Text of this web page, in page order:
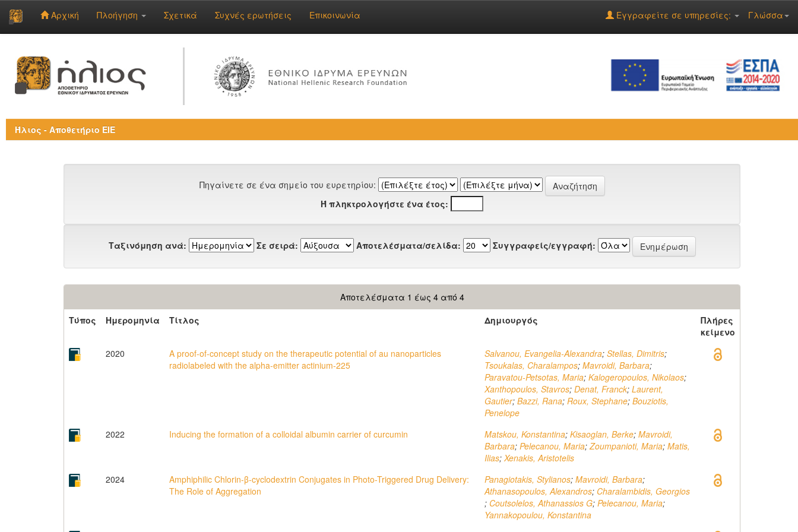
navigation
Αρχική Πλοήγηση Σχετικά Συχνές ερωτήσεις Επικοινωνία Γλώσσα
Εγγραφείτε σε υπηρεσίες:
Ήλιος - Αποθετήριο ΕΙΕ
Πηγαίνετε σε ένα σημείο του ευρετηρίου:
Ή πληκτρολογήστε ένα έτος:
Ταξινόμηση ανά: Σε σειρά: Αποτελέσματα/σελίδα: Συγγραφείς/εγγραφή:
Αποτελέσματα 1 έως 4 από 4
Τύπος
Ημερομηνία Τίτλος Δημιουργός
Πλήρες
κείμενο
2020
A proof-of-concept study on the therapeutic potential of au nanoparticles
radiolabeled with the alpha-emitter actinium-225
Salvanou, Evangelia-Alexandra; Stellas, Dimitris;
Tsoukalas, Charalampos; Mavroidi, Barbara;
Paravatou-Petsotas, Maria; Kalogeropoulos, Nikolaos;
Xanthopoulos, Stavros; Denat, Franck; Laurent,
Gautier; Bazzi, Rana; Roux, Stephane; Bouziotis,
Penelope
2022
Inducing the formation of a colloidal albumin carrier of curcumin Matskou, Konstantina; Kisaoglan, Berke; Mavroidi,
Barbara; Pelecanou, Maria;Zoumpanioti, Maria; Matis,
Ilias; Xenakis, Aristotelis
2024
Amphiphilic Chlorin-β-cyclodextrin Conjugates in Photo-Triggered Drug Delivery:
The Role of Aggregation
Panagiotakis, Stylianos; Mavroidi, Barbara;
Athanasopoulos, Alexandros; Charalambidis, Georgios
; Coutsolelos, Athanassios G; Pelecanou, Maria;
Yannakopoulou, Konstantina